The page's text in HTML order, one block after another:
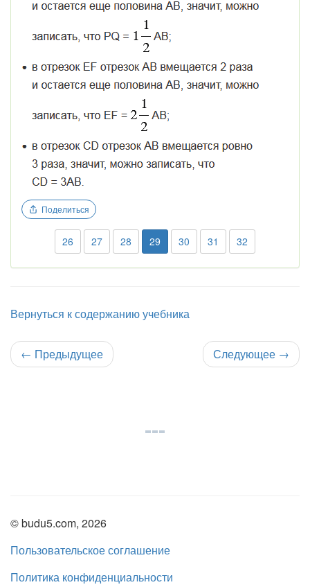
Поделиться
26 27 28 29 30 31 32
Вернуться к содержанию учебника
← Предыдущее Следующее →
© budu5.com, 2026
Пользовательское соглашение
Политика конфиденциальности